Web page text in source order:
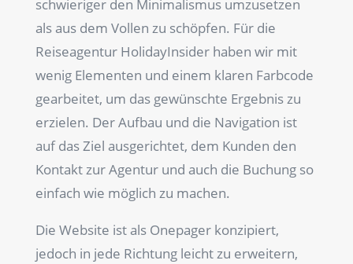
schwieriger den Minimalismus umzusetzen
als aus dem Vollen zu schöpfen. Für die
Reiseagentur HolidayInsider haben wir mit
wenig Elementen und einem klaren Farbcode
gearbeitet, um das gewünschte Ergebnis zu
erzielen. Der Aufbau und die Navigation ist
auf das Ziel ausgerichtet, dem Kunden den
Kontakt zur Agentur und auch die Buchung so
einfach wie möglich zu machen.
Die Website ist als Onepager konzipiert,
jedoch in jede Richtung leicht zu erweitern,